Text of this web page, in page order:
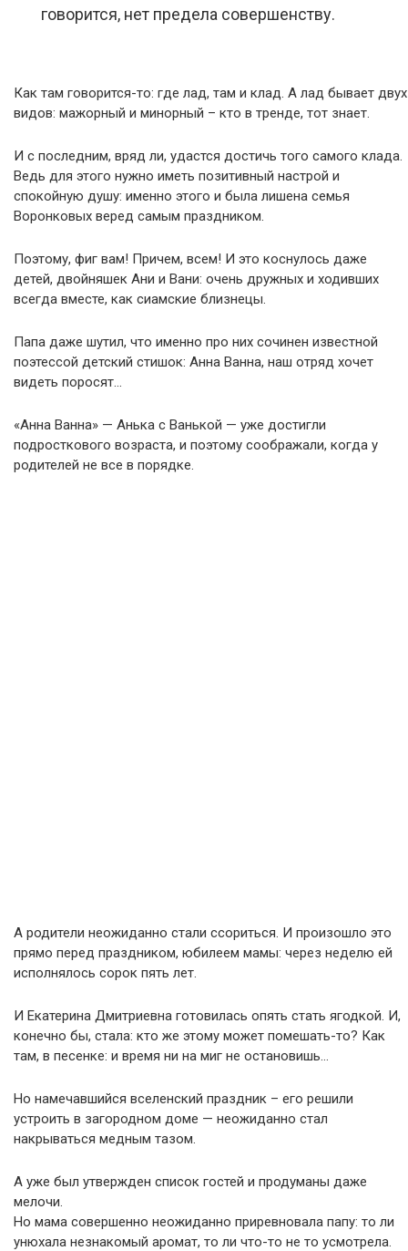
говорится, нет предела совершенству.
Как там говорится-то: где лад, там и клад. А лад бывает двух
видов: мажорный и минорный – кто в тренде, тот знает.
И с последним, вряд ли, удастся достичь того самого клада.
Ведь для этого нужно иметь позитивный настрой и
спокойную душу: именно этого и была лишена семья
Воронковых веред самым праздником.
Поэтому, фиг вам! Причем, всем! И это коснулось даже
детей, двойняшек Ани и Вани: очень дружных и ходивших
всегда вместе, как сиамские близнецы.
Папа даже шутил, что именно про них сочинен известной
поэтессой детский стишок: Анна Ванна, наш отряд хочет
видеть поросят…
«Анна Ванна» — Анька с Ванькой — уже достигли
подросткового возраста, и поэтому соображали, когда у
родителей не все в порядке.
А родители неожиданно стали ссориться. И произошло это
прямо перед праздником, юбилеем мамы: через неделю ей
исполнялось сорок пять лет.
И Екатерина Дмитриевна готовилась опять стать ягодкой. И,
конечно бы, стала: кто же этому может помешать-то? Как
там, в песенке: и время ни на миг не остановишь…
Но намечавшийся вселенский праздник – его решили
устроить в загородном доме — неожиданно стал
накрываться медным тазом.
А уже был утвержден список гостей и продуманы даже
мелочи.
Но мама совершенно неожиданно приревновала папу: то ли
унюхала незнакомый аромат, то ли что-то не то усмотрела.